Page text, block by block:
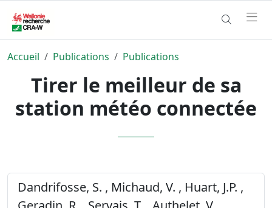
Accueil Publications Publications
Tirer le meilleur de sa
station météo connectée
Dandrifosse, S. , Michaud, V. , Huart, J.P. ,